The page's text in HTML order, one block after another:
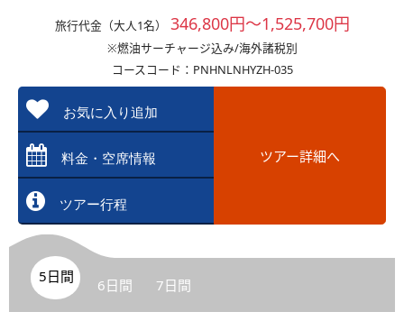
旅行代金（大人1名） 346,800円～1,525,700円
※燃油サーチャージ込み/海外諸税別
コースコード：PNHNLNHYZH-035
お気に入り追加
料金・空席情報
ツアー行程
ツアー詳細へ
5日間 6日間 7日間